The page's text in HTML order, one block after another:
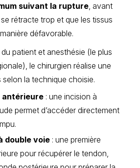
suivant la rupture , avant
rétracte trop et que les tissus
défavorable.
patient et anesthésie (le plus
le chirurgien réalise une
la technique choisie.
antérieure : une incision à
permet d’accéder directement
double voie : une première
pour récupérer le tendon,